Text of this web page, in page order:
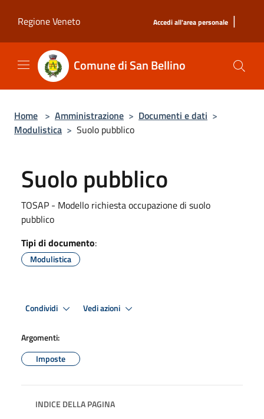
Regione Veneto
Accedi all'area personale |
Comune di San Bellino
Home > Amministrazione > Documenti e dati >
Modulistica > Suolo pubblico
Suolo pubblico
TOSAP - Modello richiesta occupazione di suolo
pubblico
Tipi di documento:
Modulistica
Condividi Vedi azioni
Argomenti:
Imposte
INDICE DELLA PAGINA